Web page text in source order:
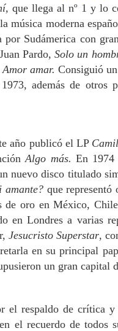
que llega al nº 1 y lo
música moderna
por Sudámerica con
Pardo,Solo un
Amor amar.Consiguió
además de otros
año publicó el LP
Algo más. En
nuevo disco titulado
amante? que
de oro en México,
en Londres a varias
Jesucristo Superstar,
en su principal
un gran capital
el respaldo de crítica
el recuerdo de todos